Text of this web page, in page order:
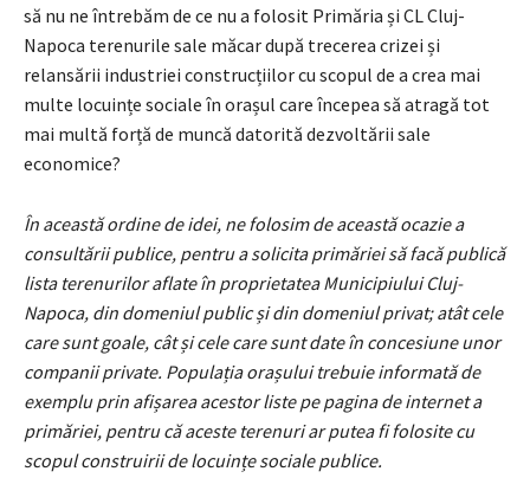
să nu ne întrebăm de ce nu a folosit Primăria și CL Cluj-
Napoca terenurile sale măcar după trecerea crizei și
relansării industriei construcțiilor cu scopul de a crea mai
multe locuințe sociale în orașul care începea să atragă tot
mai multă forță de muncă datorită dezvoltării sale
economice?
În această ordine de idei, ne folosim de această ocazie a
consultării publice, pentru a solicita primăriei să facă publică
lista terenurilor aflate în proprietatea Municipiului Cluj-
Napoca, din domeniul public și din domeniul privat; atât cele
care sunt goale, cât și cele care sunt date în concesiune unor
companii private. Populația orașului trebuie informată de
exemplu prin afișarea acestor liste pe pagina de internet a
primăriei, pentru că aceste terenuri ar putea fi folosite cu
scopul construirii de locuințe sociale publice.